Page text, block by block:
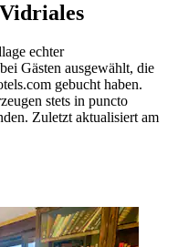
echter
Gästen ausgewählt, die
gebucht haben.
stets in puncto
Zuletzt aktualisiert am